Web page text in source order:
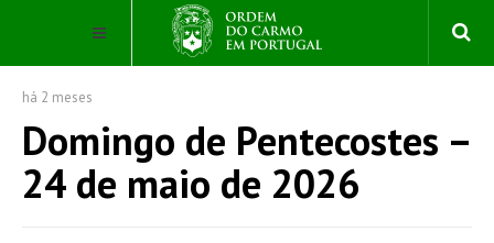
há 2 meses
Domingo de Pentecostes –
24 de maio de 2026